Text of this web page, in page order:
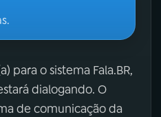
para o sistema Fala.BR,
dialogando. O
de comunicação da